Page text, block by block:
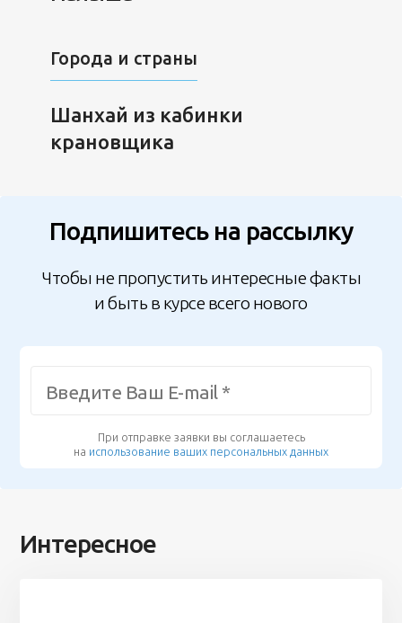
Города и страны
Шанхай из кабинки
крановщика
Подпишитесь на рассылку
Чтобы не пропустить интересные факты
и быть в курсе всего нового
При отправке заявки вы соглашаетесь
на использование ваших персональных данных
Интересное